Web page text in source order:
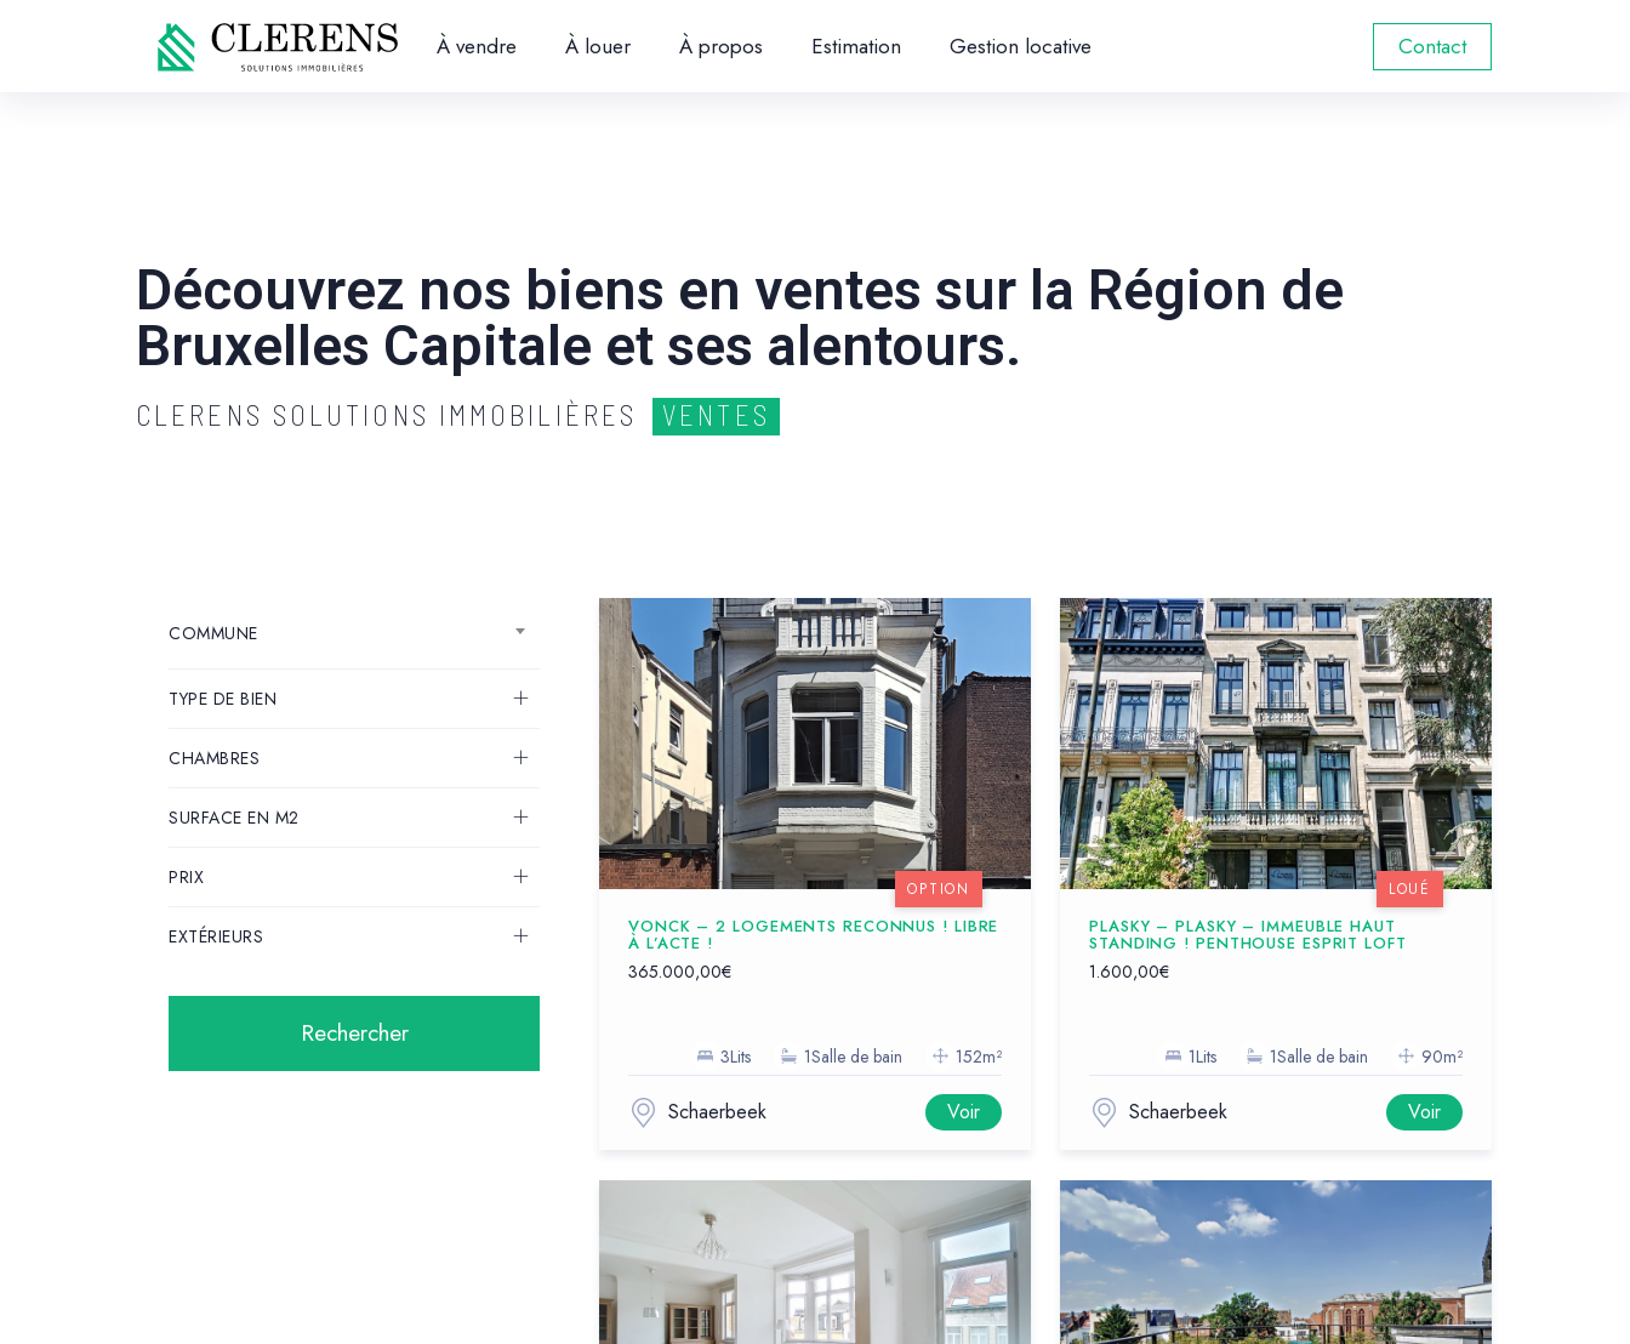
À vendre À louer À propos Estimation Gestion locative Contact
Découvrez nos biens en ventes sur la Région de
Bruxelles Capitale et ses alentours.
CLERENS SOLUTIONS IMMOBILIÈRES VENTES
COMMUNE
TYPE DE BIEN
CHAMBRES
SURFACE EN M2
PRIX
EXTÉRIEURS VONCK – 2 LOGEMENTS RECONNUS ! LIBRE
À L’ACTE !
365.000,00€
3Lits 1Salle de bain 152m²
Schaerbeek Voir
OPTION
PLASKY – PLASKY – IMMEUBLE HAUT
STANDING ! PENTHOUSE ESPRIT LOFT
1.600,00€
1Lits 1Salle de bain 90m²
Schaerbeek Voir
LOUÉ